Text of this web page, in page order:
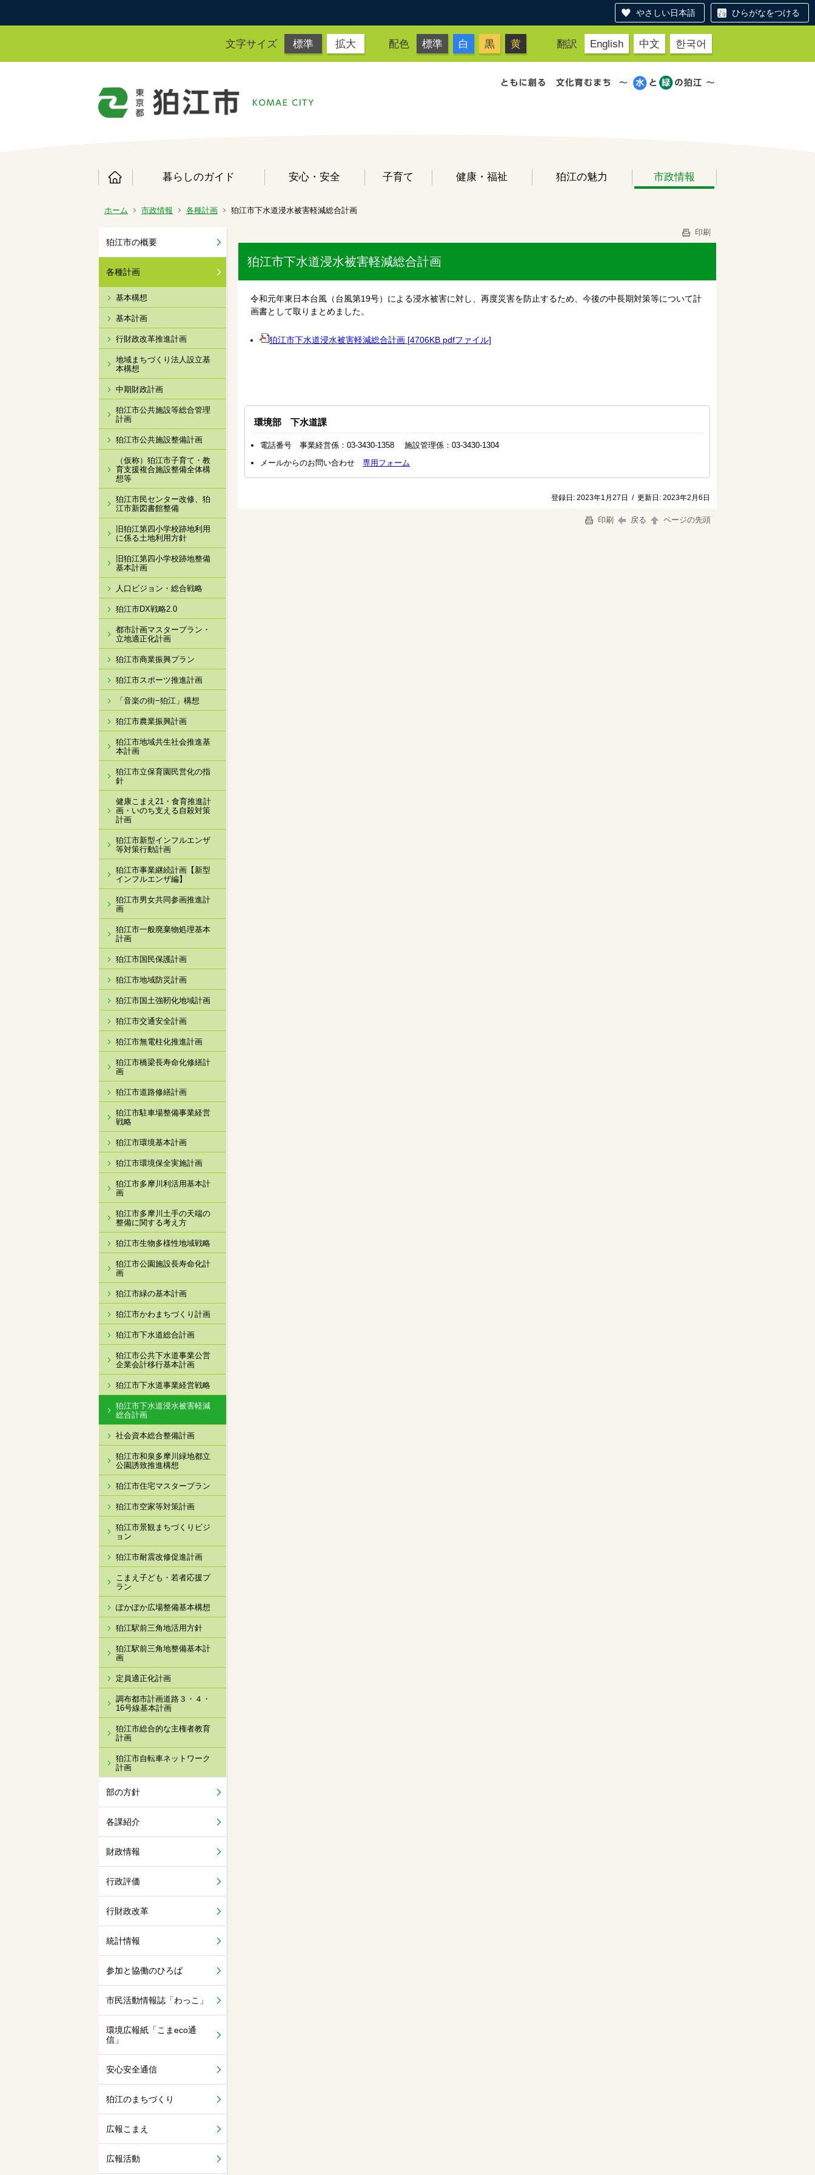
やさしい日本語 ひらがなをつける
文字サイズ 標準 拡大 配色 標準 白 黒 黄 翻訳 English 中文 한국어
暮らしのガイド 安心・安全 子育て 健康・福祉 狛江の魅力 市政情報
ホーム 市政情報 各種計画 狛江市下水道浸水被害軽減総合計画
狛江市の概要
各種計画
基本構想
基本計画
行財政改革推進計画
地域まちづくり法人設立基
本構想
中期財政計画
狛江市公共施設等総合管理
計画
狛江市公共施設整備計画
（仮称）狛江市子育て・教
育支援複合施設整備全体構
想等
狛江市民センター改修、狛
江市新図書館整備
旧狛江第四小学校跡地利用
に係る土地利用方針
旧狛江第四小学校跡地整備
基本計画
人口ビジョン・総合戦略
狛江市DX戦略2.0
都市計画マスタープラン・
立地適正化計画
狛江市商業振興プラン
狛江市スポーツ推進計画
「音楽の街−狛江」構想
狛江市農業振興計画
狛江市地域共生社会推進基
本計画
狛江市立保育園民営化の指
針
健康こまえ21・食育推進計
画・いのち支える自殺対策
計画
狛江市新型インフルエンザ
等対策行動計画
狛江市事業継続計画【新型
インフルエンザ編】
狛江市男女共同参画推進計
画
狛江市一般廃棄物処理基本
計画
狛江市国民保護計画
狛江市地域防災計画
狛江市国土強靭化地域計画
狛江市交通安全計画
狛江市無電柱化推進計画
狛江市橋梁長寿命化修繕計
画
狛江市道路修繕計画
狛江市駐車場整備事業経営
戦略
狛江市環境基本計画
狛江市環境保全実施計画
狛江市多摩川利活用基本計
画
狛江市多摩川土手の天端の
整備に関する考え方
狛江市生物多様性地域戦略
狛江市公園施設長寿命化計
画
狛江市緑の基本計画
狛江市かわまちづくり計画
狛江市下水道総合計画
狛江市公共下水道事業公営
企業会計移行基本計画
狛江市下水道事業経営戦略
狛江市下水道浸水被害軽減
総合計画
社会資本総合整備計画
狛江市和泉多摩川緑地都立
公園誘致推進構想
狛江市住宅マスタープラン
狛江市空家等対策計画
狛江市景観まちづくりビジ
ョン
狛江市耐震改修促進計画
こまえ子ども・若者応援プ
ラン
ぽかぽか広場整備基本構想
狛江駅前三角地活用方針
狛江駅前三角地整備基本計
画
定員適正化計画
調布都市計画道路３・４・
16号線基本計画
狛江市総合的な主権者教育
計画
狛江市自転車ネットワーク
計画
部の方針
各課紹介
財政情報
行政評価
行財政改革
統計情報
参加と協働のひろば
市民活動情報誌「わっこ」
環境広報紙「こまeco通
信」
安心安全通信
狛江のまちづくり
広報こまえ
広報活動
印刷
狛江市下水道浸水被害軽減総合計画
令和元年東日本台風（台風第19号）による浸水被害に対し、再度災害を防止するため、今後の中長期対策等について計
画書として取りまとめました。
狛江市下水道浸水被害軽減総合計画 [4706KB pdfファイル]
環境部 下水道課
電話番号 事業経営係：03-3430-1358 施設管理係：03-3430-1304
メールからのお問い合わせ 専用フォーム
登録日: 2023年1月27日 / 更新日: 2023年2月6日
印刷 戻る ページの先頭